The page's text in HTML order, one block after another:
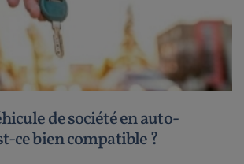
de société en auto-
ce bien compatible ?